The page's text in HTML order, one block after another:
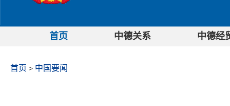
首页 中德关系 中德经
首页 > 中国要闻